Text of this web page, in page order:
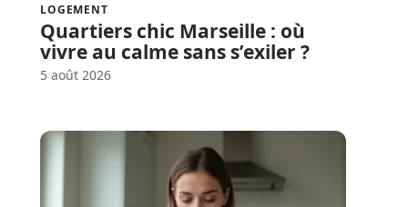
LOGEMENT
Quartiers chic Marseille : où
vivre au calme sans s’exiler ?
5 août 2026